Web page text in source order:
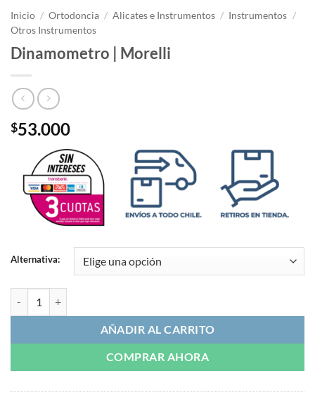
Inicio / Ortodoncia / Alicates e Instrumentos / Instrumentos /
Otros Instrumentos
Dinamometro | Morelli
$53.000
Alternativa:
AÑADIR AL CARRITO
COMPRAR AHORA